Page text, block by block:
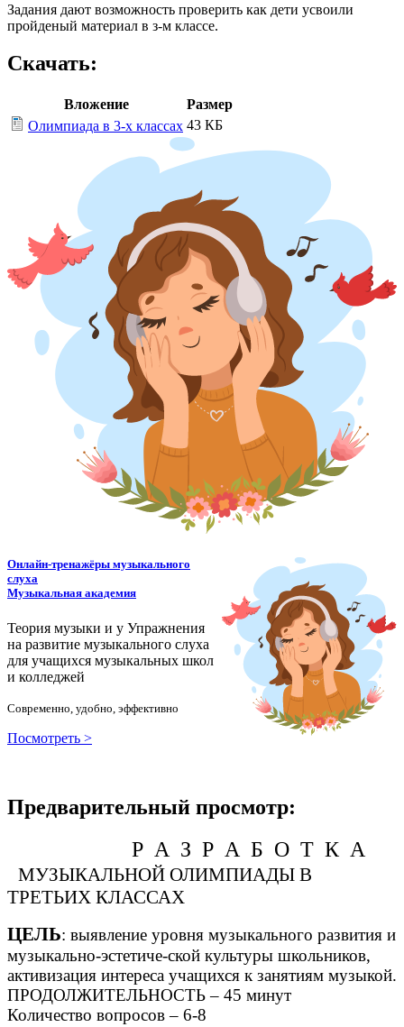
Задания дают возможность проверить как дети усвоили
пройденый материал в з-м классе.
Скачать:
Вложение
Размер
Олимпиада в 3-х классах 43 КБ
Онлайн-тренажёры музыкального
слуха
Музыкальная академия
Теория музыки и у Упражнения
на развитие музыкального слуха
для учащихся музыкальных школ
и колледжей
Современно, удобно, эффективно
Посмотреть >
Предварительный просмотр:
Р А З Р А Б О Т К А
МУЗЫКАЛЬНОЙ ОЛИМПИАДЫ В
ТРЕТЬИХ КЛАССАХ
ЦЕЛЬ: выявление уровня музыкального развития и
музыкально-эстетиче-ской культуры школьников,
активизация интереса учащихся к занятиям музыкой.
ПРОДОЛЖИТЕЛЬНОСТЬ – 45 минут
Количество вопросов – 6-8